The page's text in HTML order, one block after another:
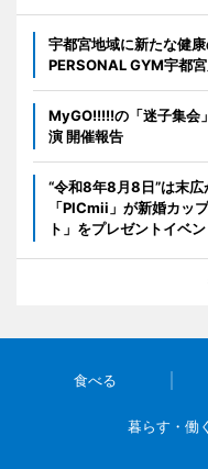
宇都宮地域に新たな健
PERSONAL GYM宇都
MyGO!!!!!の「迷子集会
演 開催報告
“令和8年8月8日”は末
「PICmii」が新婚カッ
ト」をプレゼントイベ
食べる
暮らす・働く